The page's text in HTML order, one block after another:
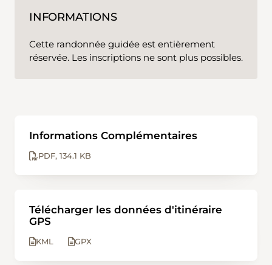
INFORMATIONS
Cette randonnée guidée est entièrement
réservée. Les inscriptions ne sont plus possibles.
Informations Complémentaires
PDF 134.1 KB
Télécharger les données d'itinéraire
GPS
KML GPX